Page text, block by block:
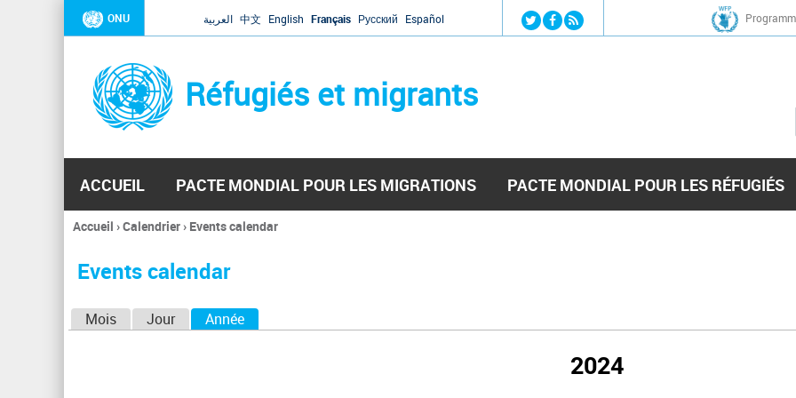
Jump to navigation
ONU العربية 中文 English Français Русский Español
Réfugiés et migrants
ACCUEIL PACTE MONDIAL POUR LES MIGRATIONS PACTE MONDIAL POUR LES RÉFUGIÉS
Vous
ici
Accueil ›Calendrier› Events calendar
Events calendar
Mois Jour Année
2024